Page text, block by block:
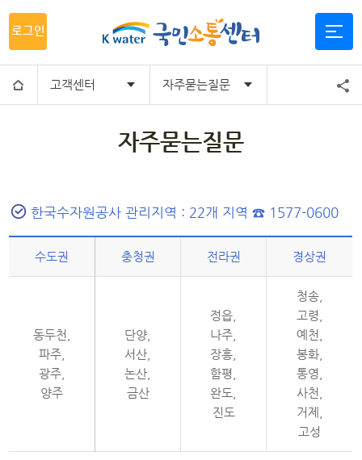
로그인
고객센터 자주묻는질문
자주묻는질문
한국수자원공사 관리지역 : 22개 지역 ☎ 1577-0600
수도권 충청권 전라권 경상권
동두천,
파주,
광주,
양주
단양,
서산,
논산,
금산
정읍,
나주,
장흥,
함평,
완도,
진도
청송,
고령,
예천,
봉화,
통영,
사천,
거제,
고성